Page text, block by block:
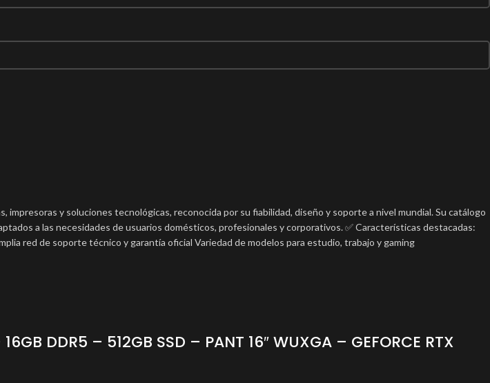
y soluciones tecnológicas, reconocida por su fiabilidad, diseño y soporte a nivel mundial. Su catálogo
a las necesidades de usuarios domésticos, profesionales y corporativos. ✅ Características destacadas:
red de soporte técnico y garantía oficial Variedad de modelos para estudio, trabajo y gaming
DDR5 – 512GB SSD – PANT 16″ WUXGA – GEFORCE RTX